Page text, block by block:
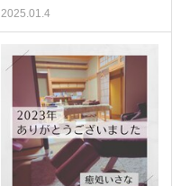
2025.01.4